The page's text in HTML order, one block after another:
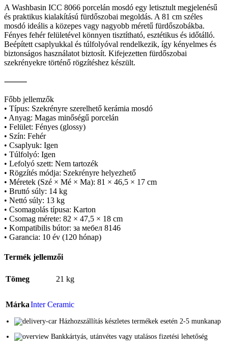
A Washbasin ICC 8066 porcelán mosdó egy letisztult megjelenésű
és praktikus kialakítású fürdőszobai megoldás. A 81 cm széles
mosdó ideális a közepes vagy nagyobb méretű fürdőszobákba.
Fényes fehér felületével könnyen tisztítható, esztétikus és időtálló.
Beépített csaplyukkal és túlfolyóval rendelkezik, így kényelmes és
biztonságos használatot biztosít. Kifejezetten fürdőszobai
szekrényekre történő rögzítéshez készült.
⸻
Főbb jellemzők
• Típus: Szekrényre szerelhető kerámia mosdó
• Anyag: Magas minőségű porcelán
• Felület: Fényes (glossy)
• Szín: Fehér
• Csaplyuk: Igen
• Túlfolyó: Igen
• Lefolyó szett: Nem tartozék
• Rögzítés módja: Szekrényre helyezhető
• Méretek (Szé × Mé × Ma): 81 × 46,5 × 17 cm
• Bruttó súly: 14 kg
• Nettó súly: 13 kg
• Csomagolás típusa: Karton
• Csomag mérete: 82 × 47,5 × 18 cm
• Kompatibilis bútor: за мебел 8146
• Garancia: 10 év (120 hónap)
Termék jellemzői
Tömeg 21 kg
MárkaInter Ceramic
Házhozszállítás készletes termékek esetén 2-5 munkanap
Bankkártyás, utánvétes vagy utalásos fizetési lehetőség